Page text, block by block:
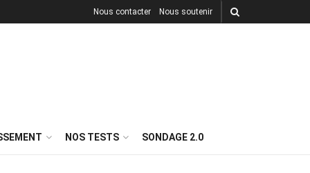
Nous contacter Nous soutenir
NOS TESTS SONDAGE 2.0